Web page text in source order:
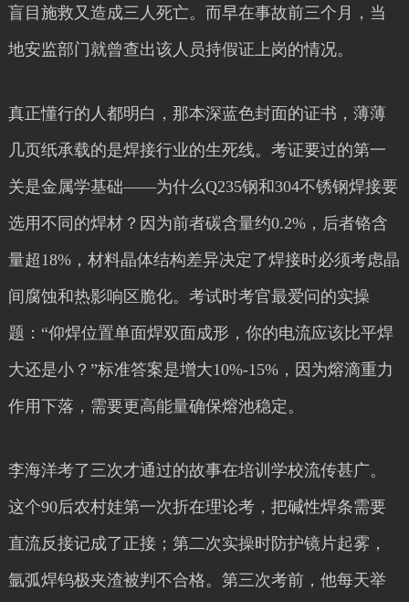
盲目施救又造成三人死亡。而早在事故前三个月，当
地安监部门就曾查出该人员持假证上岗的情况。
真正懂行的人都明白，那本深蓝色封面的证书，薄薄
几页纸承载的是焊接行业的生死线。考证要过的第一
关是金属学基础——为什么Q235钢和304不锈钢焊接要
选用不同的焊材？因为前者碳含量约0.2%，后者铬含
量超18%，材料晶体结构差异决定了焊接时必须考虑晶
间腐蚀和热影响区脆化。考试时考官最爱问的实操
题：“仰焊位置单面焊双面成形，你的电流应该比平焊
大还是小？”标准答案是增大10%-15%，因为熔滴重力
作用下落，需要更高能量确保熔池稳定。
李海洋考了三次才通过的故事在培训学校流传甚广。
这个90后农村娃第一次折在理论考，把碱性焊条需要
直流反接记成了正接；第二次实操时防护镜片起雾，
氩弧焊钨极夹渣被判不合格。第三次考前，他每天举